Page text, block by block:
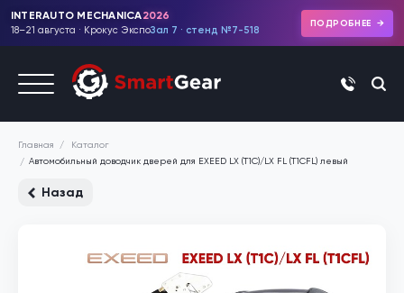
INTERAUTO MECHANICA2026
18–21 августа · Крокус ЭкспоЗал 7 · стенд №7-518
ПОДРОБНЕЕ
+7 (495)
Главная
Каталог
Автомобильный доводчик дверей для EXEED LX (T1C)/LX FL (T1CFL) левый
Назад